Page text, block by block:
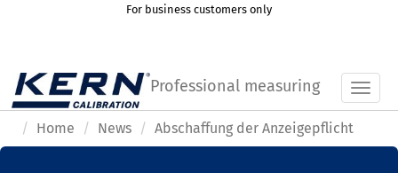
For business customers only
Professional measuring
Home News Abschaffung der Anzeigepflicht